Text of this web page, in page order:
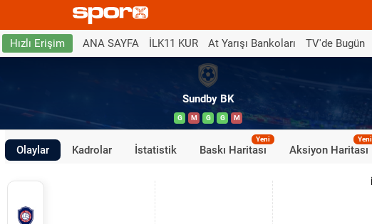
Hızlı Erişim ANA SAYFA İLK11 KUR At Yarışı Bankoları TV'de Bugün
Sundby BK
G M G G M
Olaylar Kadrolar İstatistik Baskı Haritası
Yeni
Aksiyon Haritası
Yeni